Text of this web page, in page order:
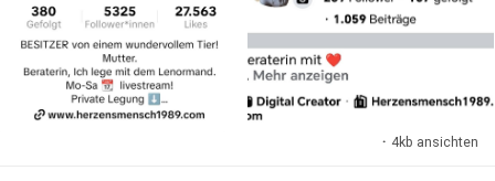
· 4kb ansichten